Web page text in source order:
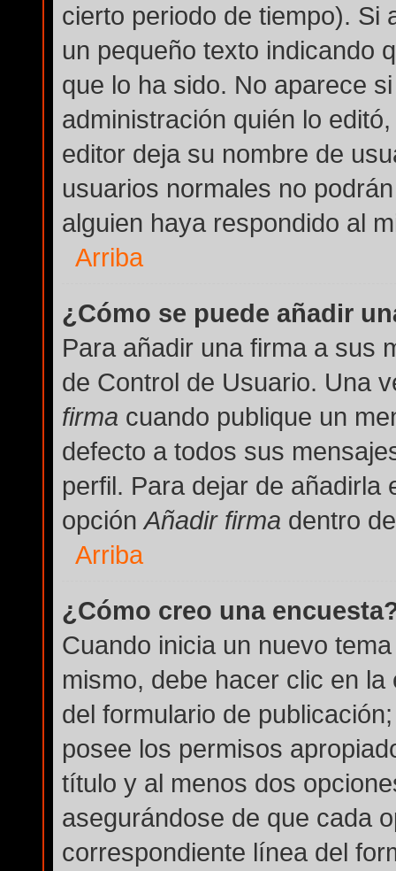
cierto periodo de tiempo). Si
un pequeño texto indicando
que lo ha sido. No aparece
administración quién lo
editor deja su nombre de
usuarios normales no
alguien haya respondido al
Arriba
¿Cómo se puede añadir
Para añadir una firma a sus
de Control de Usuario. Una
firma cuando publique un
defecto a todos sus
perfil. Para dejar de
opciónAñadir firma dentro
Arriba
¿Cómo creo una
Cuando inicia un nuevo
mismo, debe hacer clic en
del formulario de
posee los permisos
título y al menos dos
asegurándose de que cada
correspondiente línea del